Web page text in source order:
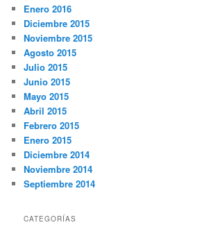
Enero 2016
Diciembre 2015
Noviembre 2015
Agosto 2015
Julio 2015
Junio 2015
Mayo 2015
Abril 2015
Febrero 2015
Enero 2015
Diciembre 2014
Noviembre 2014
Septiembre 2014
CATEGORÍAS